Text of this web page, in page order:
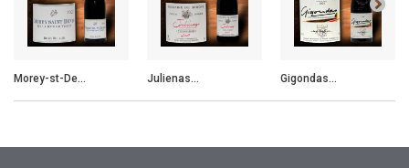
Morey-st-De... Julienas... Gigondas...